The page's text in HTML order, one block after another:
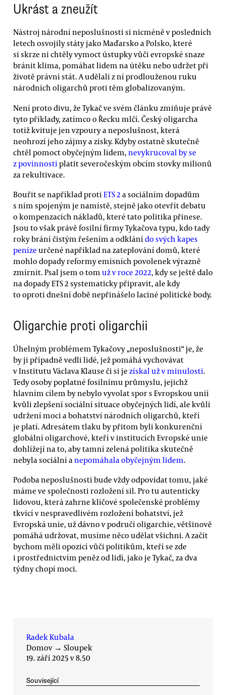
Ukrást a zneužít
Nástroj národní neposlušnosti si nicméně v posledních
letech osvojily státy jako Maďarsko a Polsko, které
si skrze ni chtěly vymoct ústupky vůči evropské snaze
bránit klima, pomáhat lidem na útěku nebo udržet při
životě právní stát. A udělali z ní prodlouženou ruku
národních oligarchů proti těm globalizovaným.
Není proto divu, že Tykač ve svém článku zmiňuje právě
tyto příklady, zatímco o Řecku mlčí. Český oligarcha
totiž kvituje jen vzpoury a neposlušnost, která
neohrozí jeho zájmy a zisky. Kdyby ostatně skutečně
chtěl pomoct obyčejným lidem, nevykrucoval by se
z povinnosti platit severočeským obcím stovky milionů
za rekultivace.
Bouřit se například protiETS 2 a sociálním dopadům
s ním spojeným je namístě, stejně jako otevřít debatu
o kompenzacích nákladů, které tato politika přinese.
Jsou to však právě fosilní firmy Tykačova typu, kdo tady
roky brání čistým řešením a odklánído svých kapes
peníze určené například na zateplování domů, které
mohlo dopady reformy emisních povolenek výrazně
zmírnit. Psal jsem o tom už v roce 2022, kdy se ještě dalo
na dopady ETS 2 systematicky připravit, ale kdy
to oproti dnešní době nepřinášelo laciné politické body.
Oligarchie proti oligarchii
Úhelným problémem Tykačovy „neposlušnosti“ je, že
by ji případně vedli lidé, jež pomáhá vychovávat
v Institutu Václava Klause či si je získal už v minulosti.
Tedy osoby poplatné fosilnímu průmyslu, jejichž
hlavním cílem by nebylo vyvolat spor s Evropskou unií
kvůli zlepšení sociální situace obyčejných lidí, ale kvůli
udržení moci a bohatství národních oligarchů, kteří
je platí. Adresátem tlaku by přitom byli konkurenční
globální oligarchové, kteří v institucích Evropské unie
dohlížejí na to, aby tamní zelená politika skutečně
nebyla sociální a nepomáhala obyčejným lidem.
Podoba neposlušnosti bude vždy odpovídat tomu, jaké
máme ve společnosti rozložení sil. Pro tu autenticky
lidovou, která zahrne klíčové společenské problémy
tkvící v nespravedlivém rozložení bohatství, jež
Evropská unie, už dávno v područí oligarchie, většinově
pomáhá udržovat, musíme něco udělat všichni. A začít
bychom měli opozicí vůči politikům, kteří se zde
i prostřednictvím peněz od lidí, jako je Tykač, za dva
týdny chopí moci.
Radek Kubala
Domov → Sloupek
19. září 2025 v 8.50
Související